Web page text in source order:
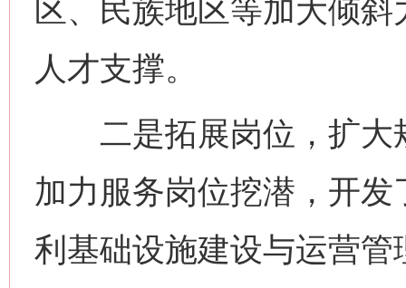
区、民族地区等加大倾
人才支撑。
二是拓展岗位，扩大
加力服务岗位挖潜，开
利基础设施建设与运营